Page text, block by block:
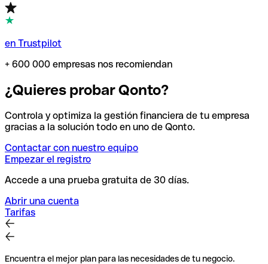
en Trustpilot
+ 600 000 empresas nos recomiendan
¿Quieres probar Qonto?
Controla y optimiza la gestión financiera de tu empresa
gracias a la solución todo en uno de Qonto.
Contactar con nuestro equipo
Empezar el registro
Accede a una prueba gratuita de 30 días.
Abrir una cuenta
Tarifas
Encuentra el mejor plan para las necesidades de tu negocio.